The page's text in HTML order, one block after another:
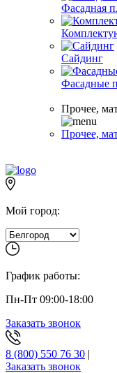
Фасадная
Сайдинг
Фасадные
Прочее,
Прочее,
Мой город:
График работы:
Пн-Пт 09:00-18:00
Заказать звонок
8 (800) 550 76 30 |
Заказать звонок